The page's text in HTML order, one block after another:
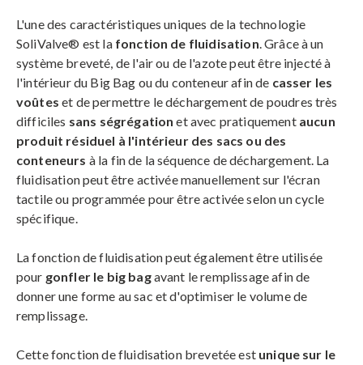
L'une des caractéristiques uniques de la technologie
SoliValve® est la fonction de fluidisation. Grâce à un
système breveté, de l'air ou de l'azote peut être injecté à
l'intérieur du Big Bag ou du conteneur afin de casser les
voûteset de permettre le déchargement de poudres très
difficiles sans ségrégation et avec pratiquementaucun
produit résiduel à l'intérieur des sacs ou des
conteneurs à la fin de la séquence de déchargement. La
fluidisation peut être activée manuellement sur l'écran
tactile ou programmée pour être activée selon un cycle
spécifique.
La fonction de fluidisation peut également être utilisée
pour gonfler le big bagavant le remplissage afin de
donner une forme au sac et d'optimiser le volume de
remplissage.
Cette fonction de fluidisation brevetée est unique sur le